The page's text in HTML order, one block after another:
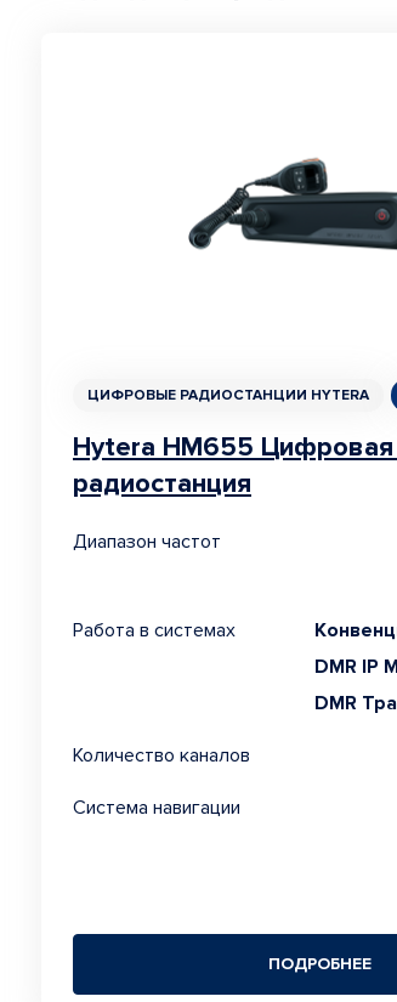
ЦИФРОВЫЕ РАДИОСТАНЦИИ HYTERA
Hytera HM655
радиостанция
Диапазон частот
Работа в системах
DMR IP
DMR
Количество каналов
Система навигации
ПОДРОБНЕЕ